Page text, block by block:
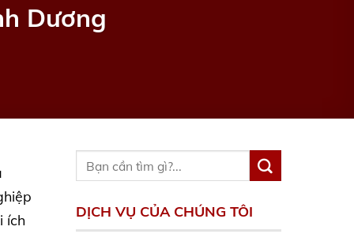
Dương
ích
DỊCH VỤ CỦA CHÚNG TÔI